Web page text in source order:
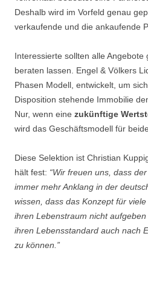
Deshalb wird im Vorfeld genau
verkaufende und die ankaufende
Interessierte sollten alle
beraten lassen. Engel & Völkers
Phasen Modell, entwickelt, um
Disposition stehende Immobilie
Nur, wenn eine zukünftige
wird das Geschäftsmodell für
Diese Selektion ist Christian
hält fest: “Wir freuen uns, dass
immer mehr Anklang in der
wissen, dass das Konzept für
ihren Lebenstraum nicht
ihren Lebensstandard auch nach
zu können.”